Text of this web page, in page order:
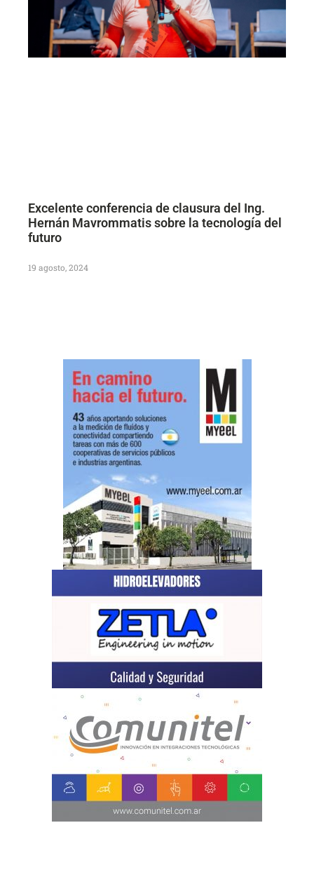
Excelente conferencia de clausura del Ing.
Hernán Mavrommatis sobre la tecnología del
futuro
19 agosto, 2024